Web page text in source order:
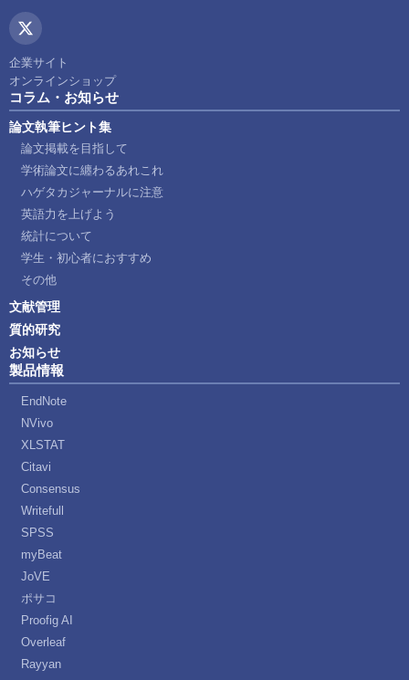
企業サイト
オンラインショップ
コラム・お知らせ
論文執筆ヒント集
論文掲載を目指して
学術論文に纏わるあれこれ
ハゲタカジャーナルに注意
英語力を上げよう
統計について
学生・初心者におすすめ
その他
文献管理
質的研究
お知らせ
製品情報
EndNote
NVivo
XLSTAT
Citavi
Consensus
Writefull
SPSS
myBeat
JoVE
ポサコ
Proofig AI
Overleaf
Rayyan